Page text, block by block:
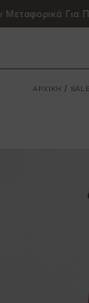
Δωρεάν
ΑΡΧΙΚΗ /